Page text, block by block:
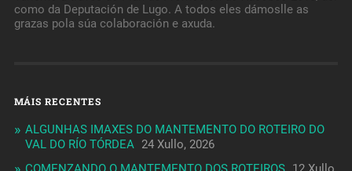
como da Deputación de Lugo. A todos eles dámoslle as
grazas pola súa colaboración e axuda.
MÁIS RECENTES
ALGUNHAS IMAXES DO MANTEMENTO DO ROTEIRO DO
VAL DO RÍO TÓRDEA 24 Xullo, 2026